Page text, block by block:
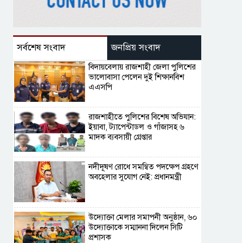
সর্বশেষ সংবাদ জনপ্রিয় সংবাদ
বিদায়বেলায় রাজশাহী জেলা পুলিশের
ভালোবাসা পেলেন দুই শিক্ষানবিশ
এএসপি
রাজশাহীতে পুলিশের বিশেষ অভিযান:
ইয়াবা, ট্যাপেন্টাডল ও গাঁজাসহ ৬
মাদক ব্যবসায়ী গ্রেপ্তার
নদীদূষণ রোধে সমন্বিত পদক্ষেপ গ্রহণে
অবহেলার সুযোগ নেই: প্রধানমন্ত্রী
উদ্যোক্তা মেলার সমাপনী অনুষ্ঠান, ৬০
উদ্যোক্তাকে সম্মাননা দিলেন সিটি
প্রশাসক